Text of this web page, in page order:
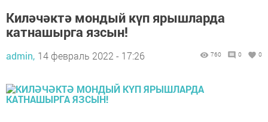
Киләчәктә мондый күп ярышларда
катнашырга язсын!
admin, 14 февраль 2022 - 17:26 760 0 0